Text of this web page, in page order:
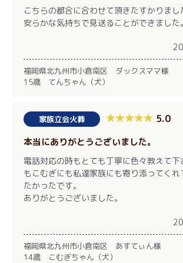
こちらの都合に合わせて頂きたすかりまし
安らかな気持ちで見送ることができました。
福岡県北九州市小倉南区 ダックスママ様
15歳 てんちゃん（犬）
家族立会火葬 5.0
本当にありがとうございました。
電話対応の時もとても丁寧に色々教えて
もこむぎにも私達家族にも寄り添ってく
たかったです。
ありがとうございました。
福岡県北九州市小倉南区 あすてぃん様
14歳 こむぎちゃん（犬）